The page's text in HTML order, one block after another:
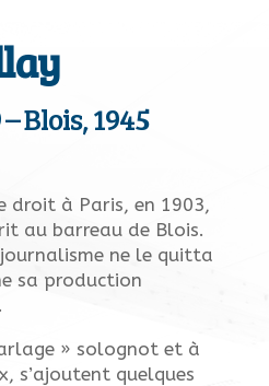
Blois, 1945
droit à Paris, en 1903,
au barreau de Blois.
ne le quitta
sa production
» solognot et à
s’ajoutent quelques